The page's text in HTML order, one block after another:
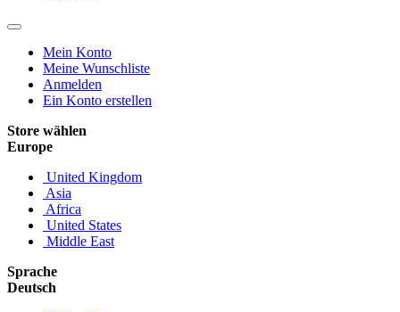
Mein Konto
Meine Wunschliste
Anmelden
Ein Konto erstellen
Store wählen
Europe
United Kingdom
Asia
Africa
United States
Middle East
Sprache
Deutsch